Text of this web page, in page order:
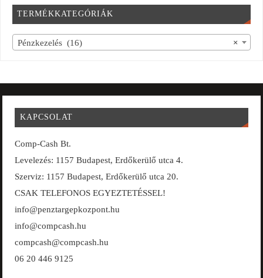
TERMÉKKATEGÓRIÁK
×
Pénzkezelés (16)
KAPCSOLAT
Comp-Cash Bt.
Levelezés: 1157 Budapest, Erdőkerülő utca 4.
Szerviz: 1157 Budapest, Erdőkerülő utca 20.
CSAK TELEFONOS EGYEZTETÉSSEL!
info@penztargepkozpont.hu
info@compcash.hu
compcash@compcash.hu
06 20 446 9125